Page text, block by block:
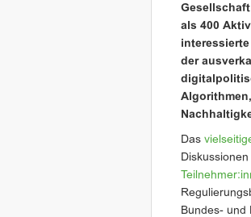
als 400
der
Das
Bundes- und